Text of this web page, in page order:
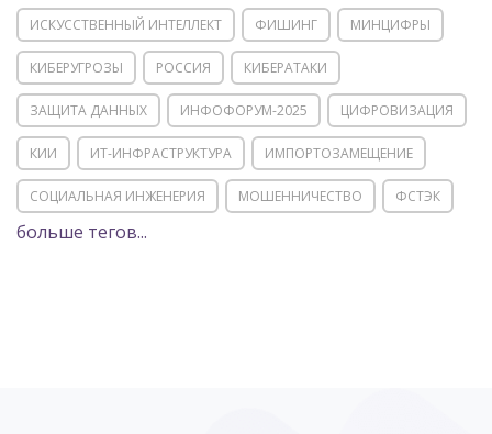
ИСКУССТВЕННЫЙ ИНТЕЛЛЕКТ ФИШИНГ МИНЦИФРЫ
КИБЕРУГРОЗЫ РОССИЯ КИБЕРАТАКИ
ЗАЩИТА ДАННЫХ ИНФОФОРУМ-2025 ЦИФРОВИЗАЦИЯ
КИИ ИТ-ИНФРАСТРУКТУРА ИМПОРТОЗАМЕЩЕНИЕ
СОЦИАЛЬНАЯ ИНЖЕНЕРИЯ МОШЕННИЧЕСТВО ФСТЭК
POSITIVE TECHNOLOGIES
больше тегов...